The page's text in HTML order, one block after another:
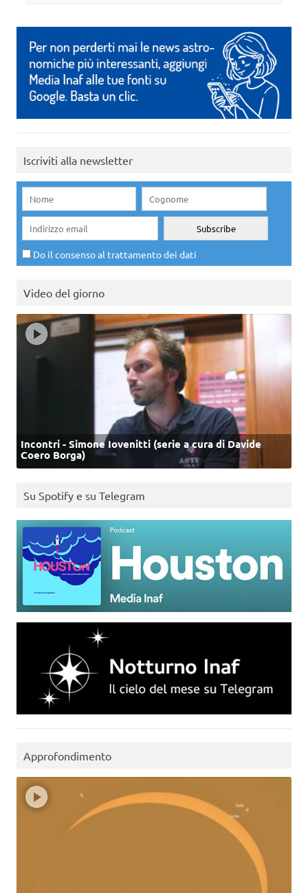
Iscriviti alla newsletter
Do il consenso al trattamento dei dati
Video del giorno
Incontri - Simone Iovenitti (serie a cura di Davide
Coero Borga)
Su Spotify e su Telegram
Approfondimento